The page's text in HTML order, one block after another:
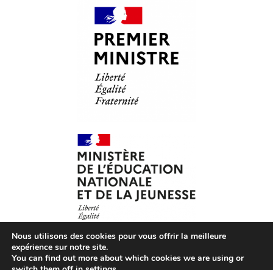
© Les Petits Citoyens – 2026 – Tous droits réservés – CGV
Nous utilisons des cookies pour vous offrir la meilleure
expérience sur notre site.
You can find out more about which cookies we are using or